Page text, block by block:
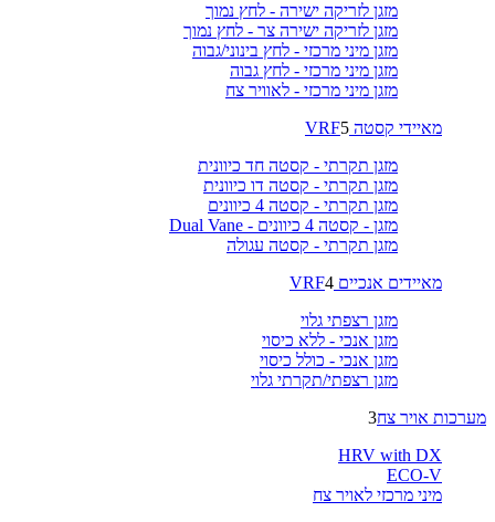
מזגן לזריקה ישירה - לחץ נמוך
מזגן לזריקה ישירה צר - לחץ נמוך
מזגן מיני מרכזי - לחץ בינוני/גבוה
מזגן מיני מרכזי - לחץ גבוה
מזגן מיני מרכזי - לאוויר צח
מאיידי קסטה VRF 5
מזגן תקרתי - קסטה חד כיוונית
מזגן תקרתי - קסטה דו כיוונית
מזגן תקרתי - קסטה 4 כיוונים
מזגן - קסטה 4 כיוונים - Dual Vane
מזגן תקרתי - קסטה עגולה
מאיידים אנכיים VRF 4
מזגן רצפתי גלוי
מזגן אנכי - ללא כיסוי
מזגן אנכי - כולל כיסוי
מזגן רצפתי/תקרתי גלוי
מערכות אויר צח3
HRV with DX
ECO-V
מיני מרכזי לאויר צח